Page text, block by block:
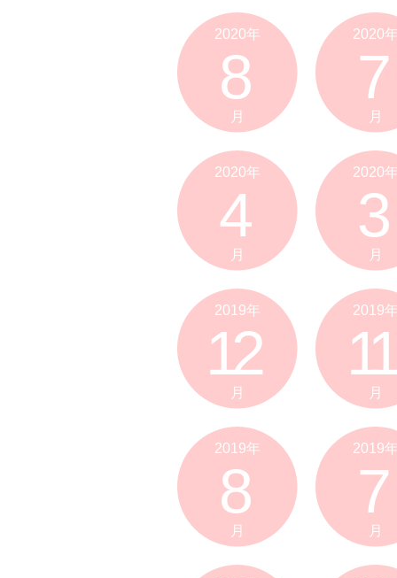
2020年
8
月
2020
7
月
2020年
4
月
2020
3
月
2019年
12
月
2019
11
月
2019年
8
月
2019
7
月